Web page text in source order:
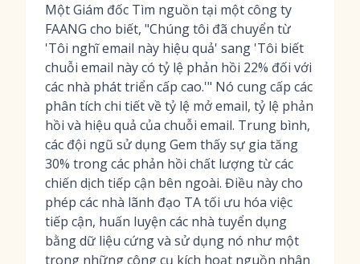
Một Giám đốc Tìm nguồn tại một công ty
FAANG cho biết, "Chúng tôi đã chuyển từ
'Tôi nghĩ email này hiệu quả' sang 'Tôi biết
chuỗi email này có tỷ lệ phản hồi 22% đối với
các nhà phát triển cấp cao.'" Nó cung cấp các
phân tích chi tiết về tỷ lệ mở email, tỷ lệ phản
hồi và hiệu quả của chuỗi email. Trung bình,
các đội ngũ sử dụng Gem thấy sự gia tăng
30% trong các phản hồi chất lượng từ các
chiến dịch tiếp cận bên ngoài. Điều này cho
phép các nhà lãnh đạo TA tối ưu hóa việc
tiếp cận, huấn luyện các nhà tuyển dụng
bằng dữ liệu cứng và sử dụng nó như một
trong những công cụ kích hoạt nguồn nhân